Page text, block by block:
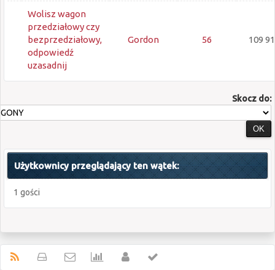
Wolisz wagon
przedziałowy czy
bezprzedziałowy,
odpowiedź
uzasadnij
Gordon 56 109
Skocz do:
Użytkownicy przeglądający ten wątek:
1 gości